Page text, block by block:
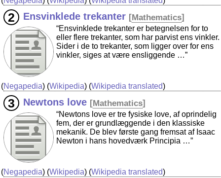
Ensvinklede trekanter [Mathematics]
“Ensvinklede trekanter er betegnelsen for to
eller flere trekanter, som har parvist ens vinkler.
Sider i de to trekanter, som ligger over for ens
vinkler, siges at være ensliggende …”
(Negapedia) (Wikipedia) (Wikipedia translated)
Newtons love [Mathematics]
“Newtons love er tre fysiske love, af oprindelig
fem, der er grundlæggende i den klassiske
mekanik. De blev første gang fremsat af Isaac
Newton i hans hovedværk Principia …”
(Negapedia) (Wikipedia) (Wikipedia translated)